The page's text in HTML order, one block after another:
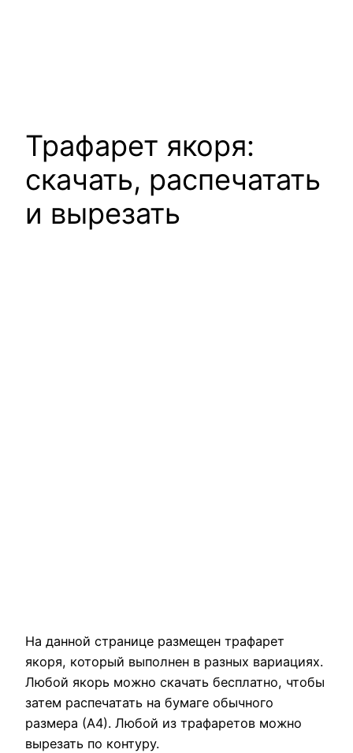
Трафарет якоря:
скачать, распечатать
и вырезать
На данной странице размещен трафарет
якоря, который выполнен в разных вариациях.
Любой якорь можно скачать бесплатно, чтобы
затем распечатать на бумаге обычного
размера (А4). Любой из трафаретов можно
вырезать по контуру.